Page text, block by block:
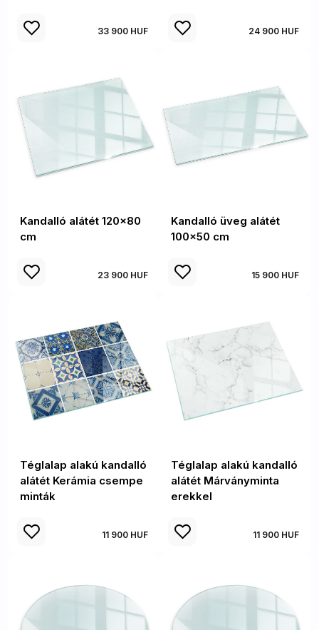
33 900 HUF 24 900 HUF
Kandalló alátét 120x80
cm
23 900 HUF
Kandalló üveg alátét
100x50 cm
15 900 HUF
Téglalap alakú kandalló
alátét Kerámia csempe
minták
11 900 HUF
Téglalap alakú kandalló
alátét Márványminta
erekkel
11 900 HUF